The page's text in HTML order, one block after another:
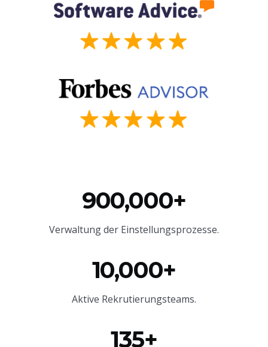
900,000+
Verwaltung der Einstellungsprozesse.
10,000+
Aktive Rekrutierungsteams.
135+